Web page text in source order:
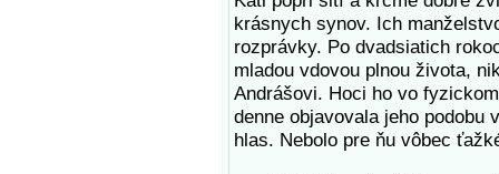
krásnych synov. Ich
rozprávky. Po dvadsiatich
mladou vdovou plnou života,
Andrášovi. Hoci ho vo
denne objavovala jeho
hlas. Nebolo pre ňu vôbec